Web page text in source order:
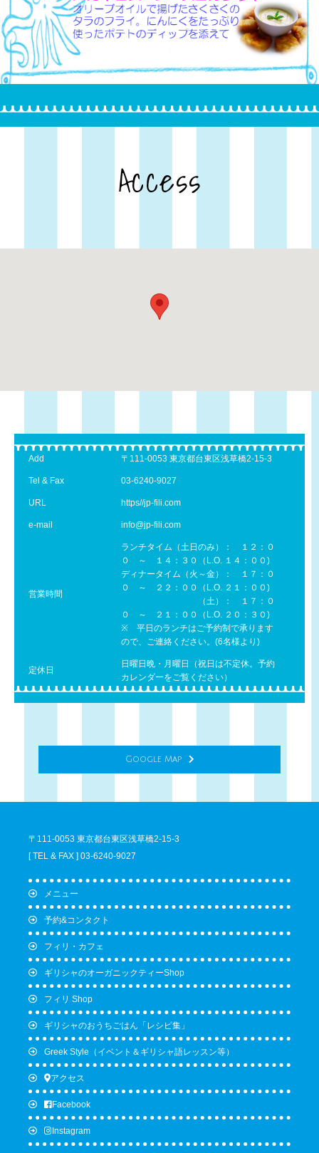
Access
Add 〒111-0053 東京都台東区浅草橋2-15-3
Tel & Fax 03-6240-9027
URL https//jp-fili.com
e-mail info@jp-fili.com
営業時間
ランチタイム（土日のみ）： １２：０
０ ～ １４：３０（L.O. １４：００)
ディナータイム（火～金）： １７：０
０ ～ ２２：００（L.O. ２１：００)
（土）： １７：０
０ ～ ２１：００（L.O. ２０：３０)
※ 平日のランチはご予約制で承ります
ので、ご連絡ください。(6名様より)
定休日
日曜日晩・月曜日（祝日は不定休。予約
カレンダーをご覧ください）
Google Map
〒111-0053 東京都台東区浅草橋2-15-3
[ TEL & FAX ] 03-6240-9027
メニュー
予約&コンタクト
フィリ・カフェ
ギリシャのオーガニックティーShop
フィリ Shop
ギリシャのおうちごはん「レシピ集」
Greek Style（イベント＆ギリシャ語レッスン等）
アクセス
Facebook
Instagram